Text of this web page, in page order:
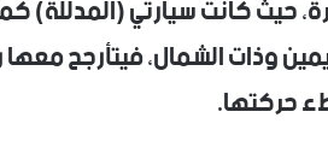
وذات الشمال، فيتأرجح
حركتها.